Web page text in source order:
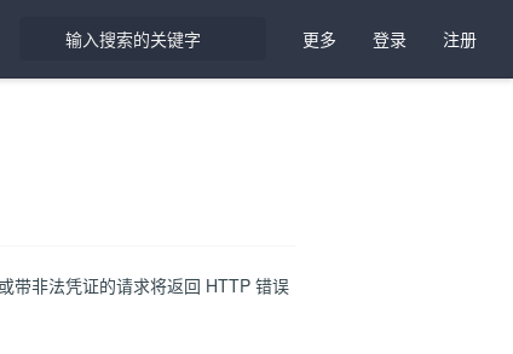
更多 登录 注册
带非法凭证的请求将返回 HTTP 错误